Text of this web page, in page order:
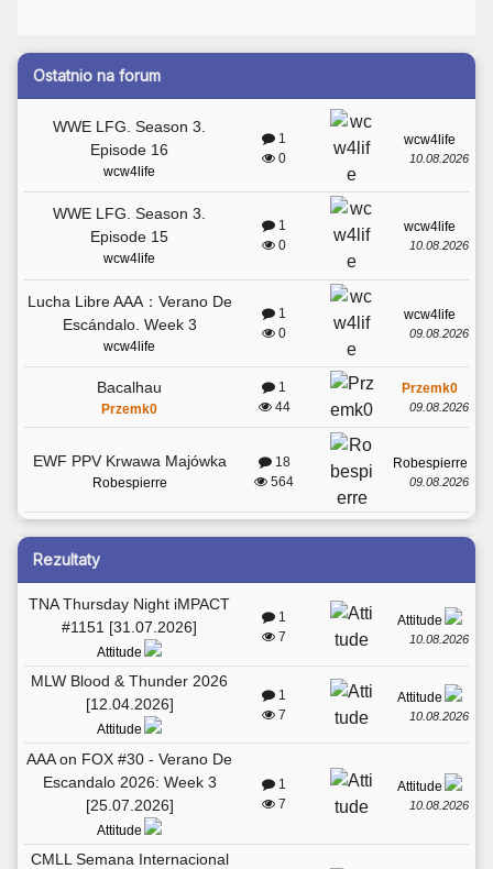
Ostatnio na forum
WWE LFG. Season 3.
Episode 16
wcw4life
1
0
wcw4life
10.08.2026
WWE LFG. Season 3.
Episode 15
wcw4life
1
0
wcw4life
10.08.2026
Lucha Libre AAA：Verano De
Escándalo. Week 3
wcw4life
1
0
wcw4life
09.08.2026
Bacalhau
Przemk0
1
44
Przemk0
09.08.2026
EWF PPV Krwawa Majówka
Robespierre
18
564
Robespierre
09.08.2026
Rezultaty
TNA Thursday Night iMPACT
#1151 [31.07.2026]
Attitude
1
7
Attitude
10.08.2026
MLW Blood & Thunder 2026
[12.04.2026]
Attitude
1
7
Attitude
10.08.2026
AAA on FOX #30 - Verano De
Escandalo 2026: Week 3
[25.07.2026]
Attitude
1
7
Attitude
10.08.2026
CMLL Semana Internacional